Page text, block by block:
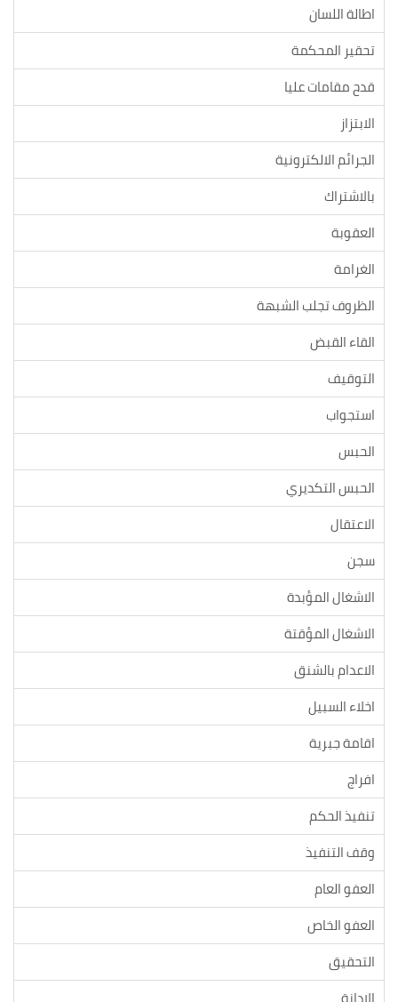
اطالة اللسان
تحقير المحكمة
قدح مقامات عليا
الابتزاز
الجرائم الالكترونية
بالاشتراك
العقوبة
الغرامة
الظروف تجلب الشبهة
القاء القبض
التوقيف
استجواب
الحبس
الحبس التكديري
الاعتقال
سجن
الاشغال المؤبدة
الاشغال المؤقتة
الاعدام بالشنق
اخلاء السبيل
اقامة جبرية
افراج
تنفيذ الحكم
وقف التنفيذ
العفو العام
العفو الخاص
التحقيق